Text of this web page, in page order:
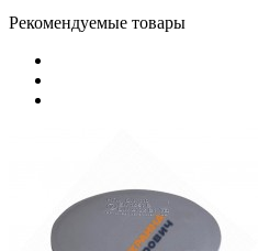
Рекомендуемые товары